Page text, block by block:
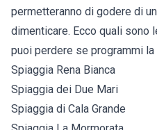
permetteranno di godere di
dimenticare. Ecco quali sono
puoi perdere se programmi
Spiaggia Rena Bianca
Spiaggia dei Due Mari
Spiaggia di Cala Grande